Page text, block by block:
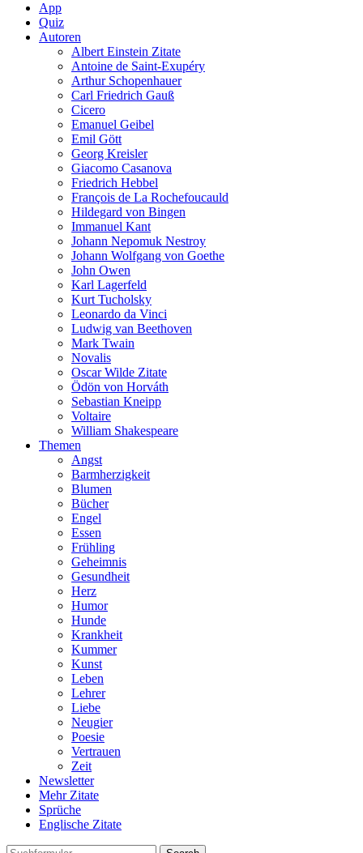
App
Quiz
Autoren
Albert Einstein Zitate
Antoine de Saint-Exupéry
Arthur Schopenhauer
Carl Friedrich Gauß
Cicero
Emanuel Geibel
Emil Gött
Georg Kreisler
Giacomo Casanova
Friedrich Hebbel
François de La Rochefoucauld
Hildegard von Bingen
Immanuel Kant
Johann Nepomuk Nestroy
Johann Wolfgang von Goethe
John Owen
Karl Lagerfeld
Kurt Tucholsky
Leonardo da Vinci
Ludwig van Beethoven
Mark Twain
Novalis
Oscar Wilde Zitate
Ödön von Horváth
Sebastian Kneipp
Voltaire
William Shakespeare
Themen
Angst
Barmherzigkeit
Blumen
Bücher
Engel
Essen
Frühling
Geheimnis
Gesundheit
Herz
Humor
Hunde
Krankheit
Kummer
Kunst
Leben
Lehrer
Liebe
Neugier
Poesie
Vertrauen
Zeit
Newsletter
Mehr Zitate
Sprüche
Englische Zitate